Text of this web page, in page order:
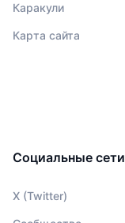
Каракули
Карта сайта
Социальные сети
X (Twitter)